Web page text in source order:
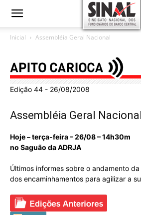
Inicial Assembléia Geral Nacional
Edição 44 - 26/08/2008
Assembléia Geral Nacional
Hoje – terça-feira – 26/08 – 14h30m
no Saguão da ADRJA
Últimos informes sobre o andamento da
dos encaminhamentos para agilizar a